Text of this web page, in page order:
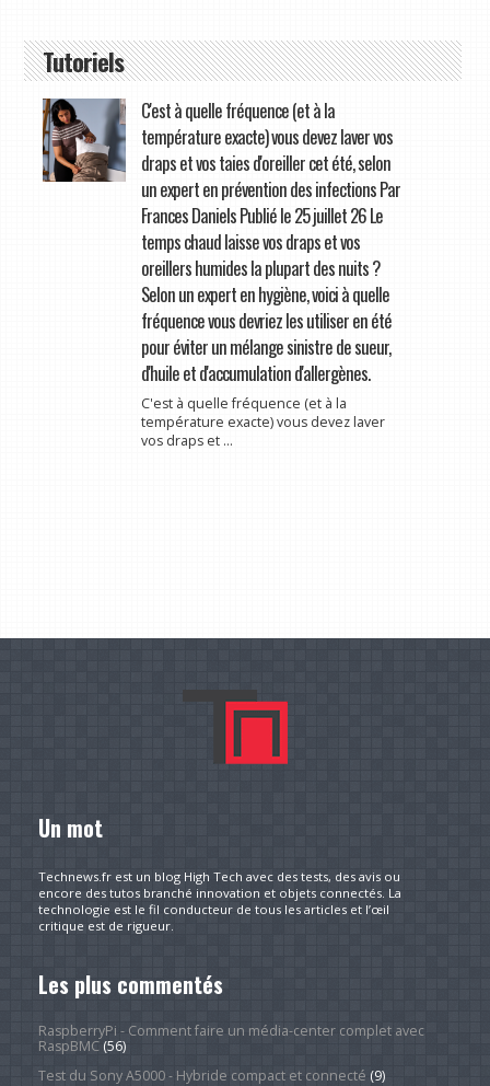
Tutoriels
C'est à quelle fréquence (et à la
température exacte) vous devez laver vos
draps et vos taies d'oreiller cet été, selon
un expert en prévention des infections Par
Frances Daniels Publié le 25 juillet 26 Le
temps chaud laisse vos draps et vos
oreillers humides la plupart des nuits ?
Selon un expert en hygiène, voici à quelle
fréquence vous devriez les utiliser en été
pour éviter un mélange sinistre de sueur,
d'huile et d'accumulation d'allergènes.
C'est à quelle fréquence (et à la
température exacte) vous devez laver
vos draps et ...
Un mot
Technews.fr est un blog High Tech avec des tests, des avis ou
encore des tutos branché innovation et objets connectés. La
technologie est le fil conducteur de tous les articles et l’œil
critique est de rigueur.
Les plus commentés
RaspberryPi - Comment faire un média-center complet avec
RaspBMC(56)
Test du Sony A5000 - Hybride compact et connecté (9)